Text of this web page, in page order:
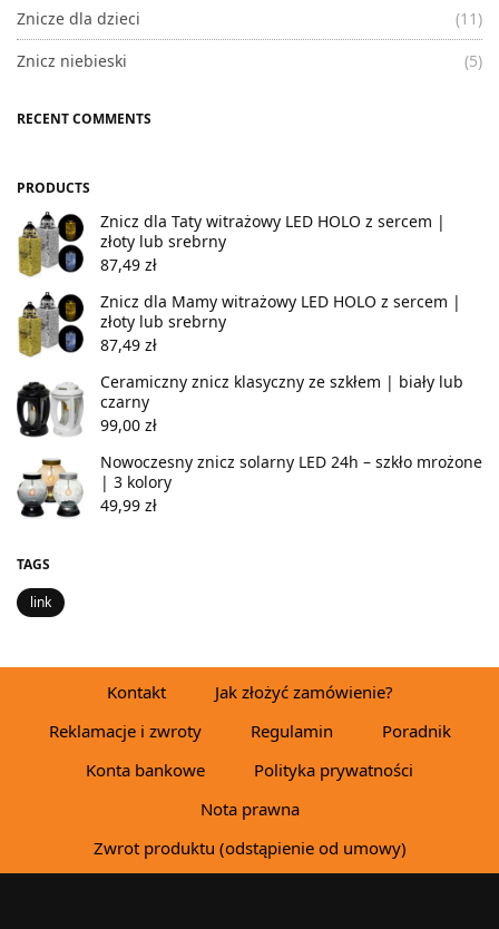
Znicze dla dzieci
(11)
Znicz niebieski
(5)
RECENT COMMENTS
PRODUCTS
Znicz dla Taty witrażowy LED HOLO z sercem |
złoty lub srebrny
87,49 zł
Znicz dla Mamy witrażowy LED HOLO z sercem |
złoty lub srebrny
87,49 zł
Ceramiczny znicz klasyczny ze szkłem | biały lub
czarny
99,00 zł
Nowoczesny znicz solarny LED 24h – szkło mrożone
| 3 kolory
49,99 zł
TAGS
link
Kontakt
Jak złożyć zamówienie?
Reklamacje i zwroty
Regulamin
Poradnik
Konta bankowe
Polityka prywatności
Nota prawna
Zwrot produktu (odstąpienie od umowy)